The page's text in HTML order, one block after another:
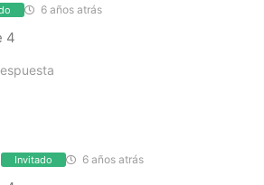
6 años atrás
4
Invitado 6 años atrás